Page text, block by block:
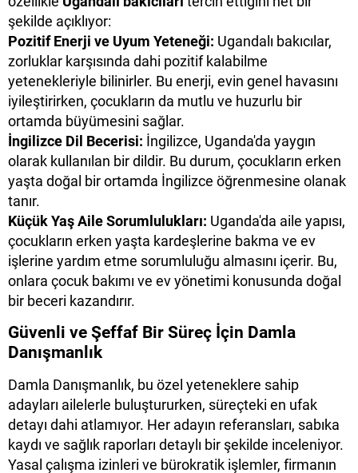
şekilde açıklıyor:
Pozitif Enerji ve Uyum Yeteneği: Ugandalı bakıcılar,
zorluklar karşısında dahi pozitif kalabilme
yetenekleriyle bilinirler. Bu enerji, evin genel havasını
iyileştirirken, çocukların da mutlu ve huzurlu bir
ortamda büyümesini sağlar.
İngilizce Dil Becerisi: İngilizce, Uganda'da yaygın
olarak kullanılan bir dildir. Bu durum, çocukların erken
yaşta doğal bir ortamda İngilizce öğrenmesine olanak
tanır.
Küçük Yaş Aile Sorumlulukları: Uganda'da aile yapısı,
çocukların erken yaşta kardeşlerine bakma ve ev
işlerine yardım etme sorumluluğu almasını içerir. Bu,
onlara çocuk bakımı ve ev yönetimi konusunda doğal
bir beceri kazandırır.
Güvenli ve Şeffaf Bir Süreç İçin Damla
Danışmanlık
Damla Danışmanlık, bu özel yeteneklere sahip
adayları ailelerle buluştururken, süreçteki en ufak
detayı dahi atlamıyor. Her adayın referansları, sabıka
kaydı ve sağlık raporları detaylı bir şekilde inceleniyor.
Yasal çalışma izinleri ve bürokratik işlemler, firmanın